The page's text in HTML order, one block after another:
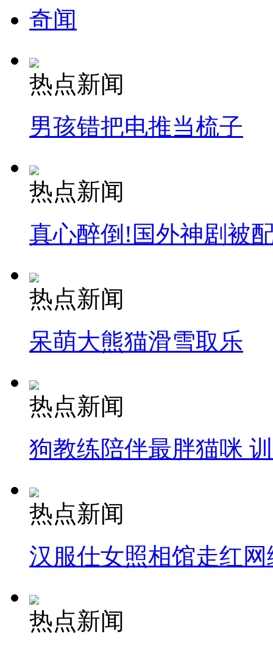
奇闻
热点新闻
男孩错把电推当梳子
热点新闻
真心醉倒!国外神剧被
热点新闻
呆萌大熊猫滑雪取乐
热点新闻
狗教练陪伴最胖猫咪
热点新闻
汉服仕女照相馆走红网
热点新闻